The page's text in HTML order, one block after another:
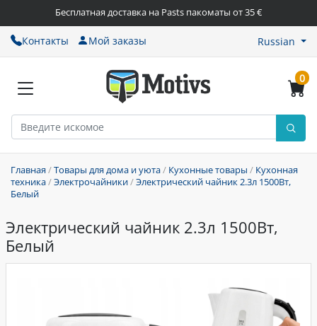
Бесплатная доставка на Pasts пакоматы от 35 €
Контакты Мой заказы Russian
0
Главная/Товары для дома и уюта/ Кухонные товары / Кухонная
техника/Электрочайники/Электрический чайник 2.3л 1500Вт,
Белый
Электрический чайник 2.3л 1500Вт,
Белый